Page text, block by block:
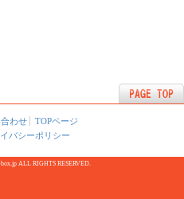
わせ
TOPページ
バシーポリシー
ALL RIGHTS RESERVED.